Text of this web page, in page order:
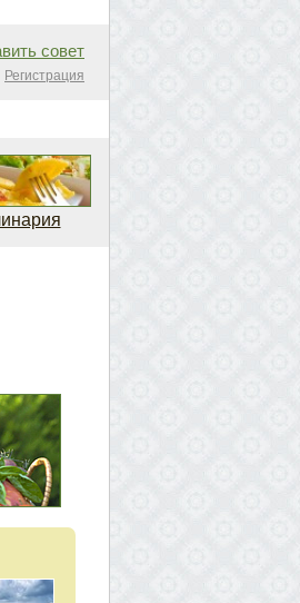
совет
Регистрация